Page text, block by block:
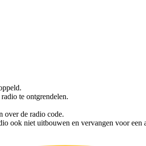
te ontgrendelen.
over de radio code.
ook niet uitbouwen en vervangen voor een